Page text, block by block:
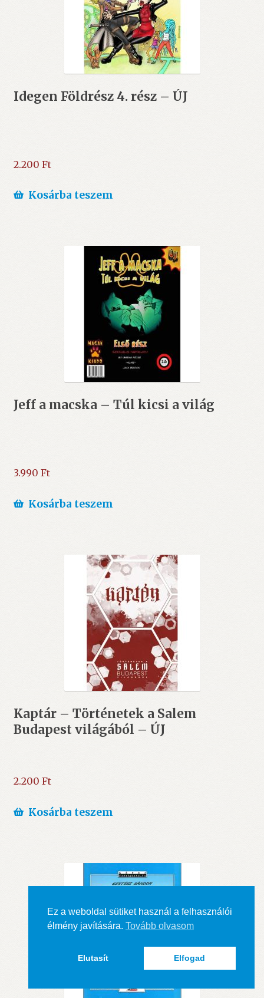
Idegen Földrész 4. rész – ÚJ
2.200 Ft
Kosárba teszem
Jeff a macska – Túl kicsi a világ
3.990 Ft
Kosárba teszem
Kaptár – Történetek a Salem
Budapest világából – ÚJ
2.200 Ft
Kosárba teszem
Ez a weboldal sütiket használ a felhasználói
élmény javítására. Tovább olvasom
Elutasít Elfogad